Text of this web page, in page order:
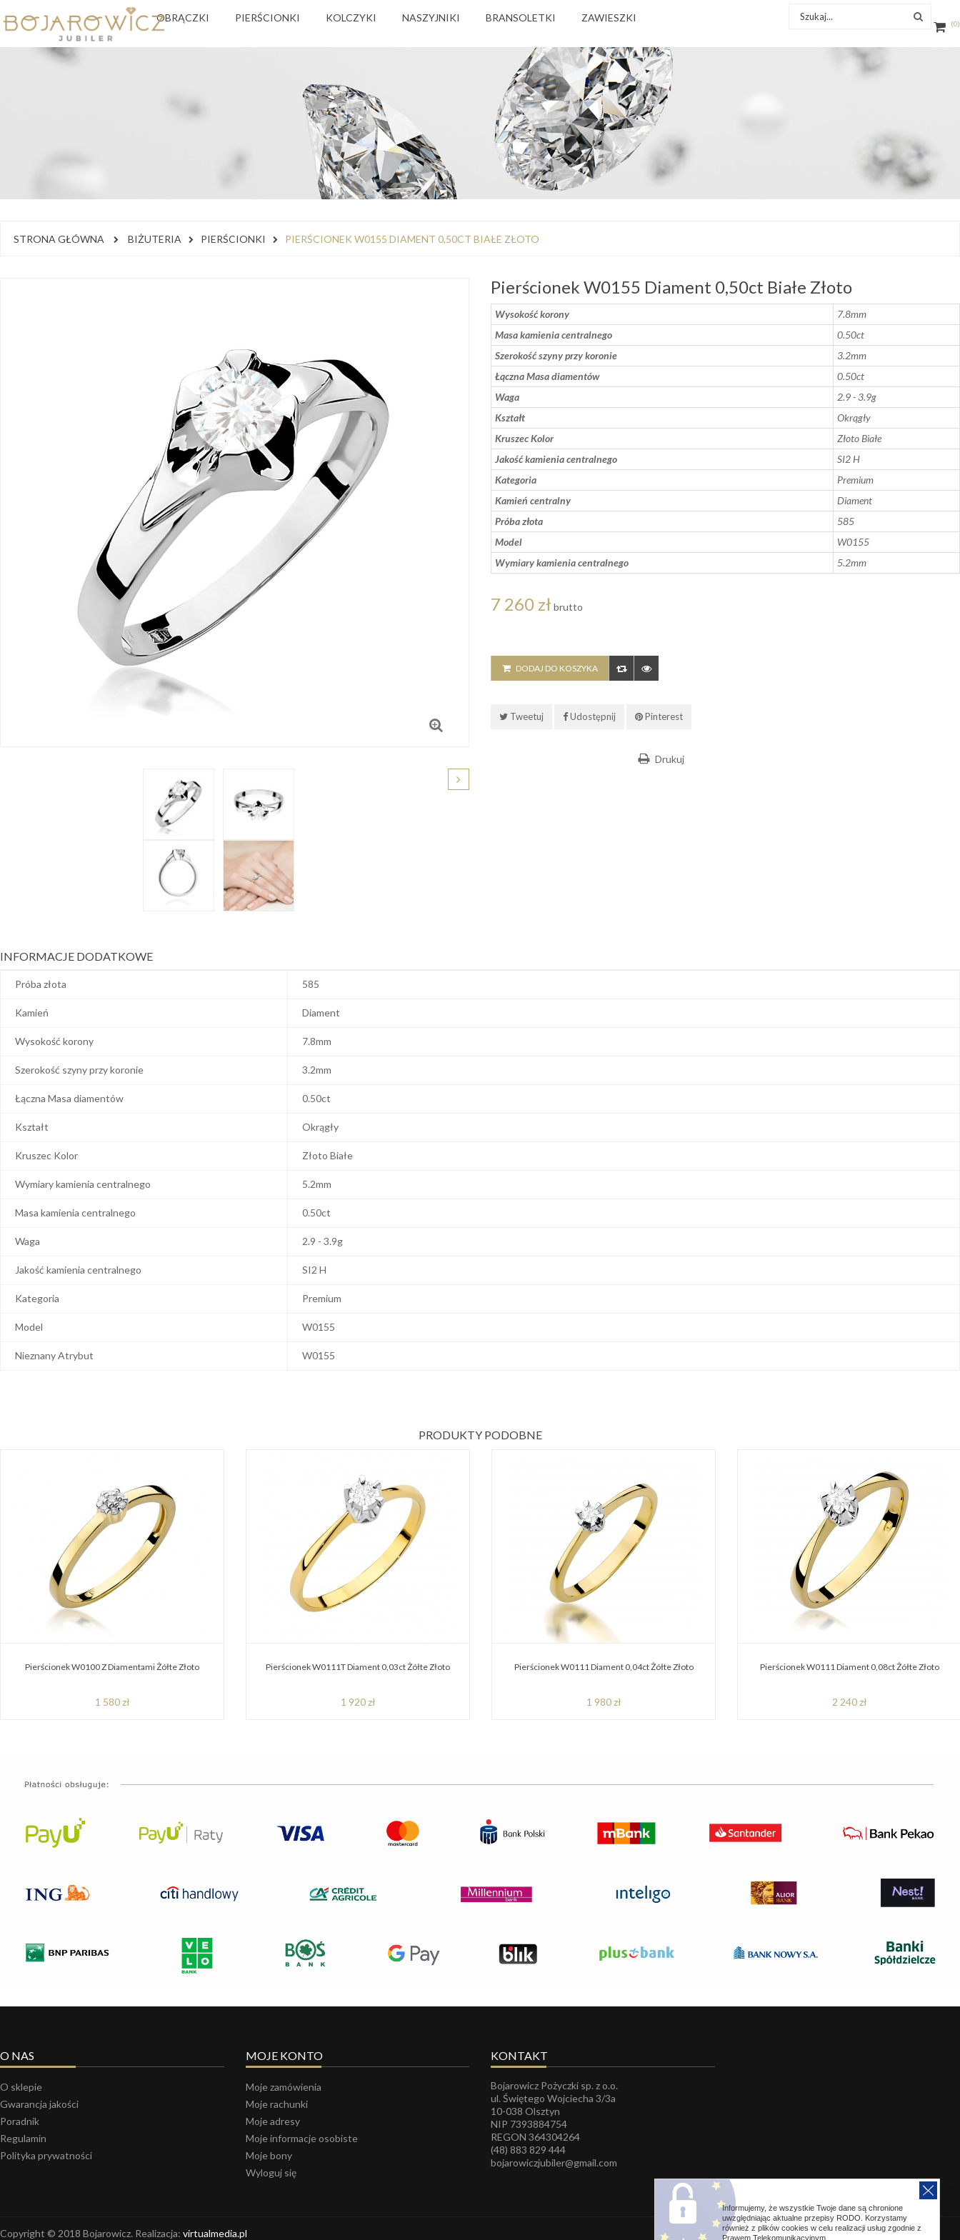
0
OBRĄCZKI PIERŚCIONKI KOLCZYKI NASZYJNIKI BRANSOLETKI ZAWIESZKI
STRONA GŁÓWNA BIŻUTERIA PIERŚCIONKI PIERŚCIONEK W0155 DIAMENT 0,50CT BIAŁE ZŁOTO
Pierścionek W0155 Diament 0,50ct Białe Złoto
Wysokość korony
7.8mm
Masa kamienia centralnego
0.50ct
Szerokość szyny przy koronie
3.2mm
Łączna Masa diamentów
0.50ct
Waga
2.9 - 3.9g
Kształt
Okrągły
Kruszec Kolor
Złoto Białe
Jakość kamienia centralnego
SI2 H
Kategoria
Premium
Kamień centralny
Diament
Próba złota
585
Model
W0155
Wymiary kamienia centralnego
5.2mm
7 260 zł brutto
DODAJ DO KOSZYKA
Tweetuj Udostępnij Pinterest
Drukuj
INFORMACJE DODATKOWE
Próba złota 585
Kamień Diament
Wysokość korony 7.8mm
Szerokość szyny przy koronie 3.2mm
Łączna Masa diamentów 0.50ct
Kształt Okrągły
Kruszec Kolor Złoto Białe
Wymiary kamienia centralnego 5.2mm
Masa kamienia centralnego 0.50ct
Waga 2.9 - 3.9g
Jakość kamienia centralnego SI2 H
Kategoria Premium
Model W0155
Nieznany Atrybut W0155
PRODUKTY PODOBNE
Pierścionek W0100 Z Diamentami Żółte Złoto
1 580 zł
Pierścionek W0111T Diament 0,03ct Żółte Złoto
1 920 zł
Pierścionek W0111 Diament 0,04ct Żółte Złoto
1 980 zł
Pierścionek W0111 Diament 0,08ct Żółte Złoto
2 240 zł
O NAS
O sklepie
Gwarancja jakości
Poradnik
Regulamin
Polityka prywatności
MOJE KONTO
Moje zamówienia
Moje rachunki
Moje adresy
Moje informacje osobiste
Moje bony
Wyloguj się
KONTAKT
Bojarowicz Pożyczki sp. z o.o.
ul. Świętego Wojciecha 3/3a
10-038 Olsztyn
NIP 7393884754
REGON 364304264
(48) 883 829 444
bojarowiczjubiler@gmail.com
Copyright © 2018 Bojarowicz. Realizacja: virtualmedia.pl
Informujemy, że wszystkie Twoje dane są chronione
uwzględniając aktualne przepisy RODO. Korzystamy
również z plików cookies w celu realizacji usług zgodnie z
Prawem Telekomunikacyjnym.